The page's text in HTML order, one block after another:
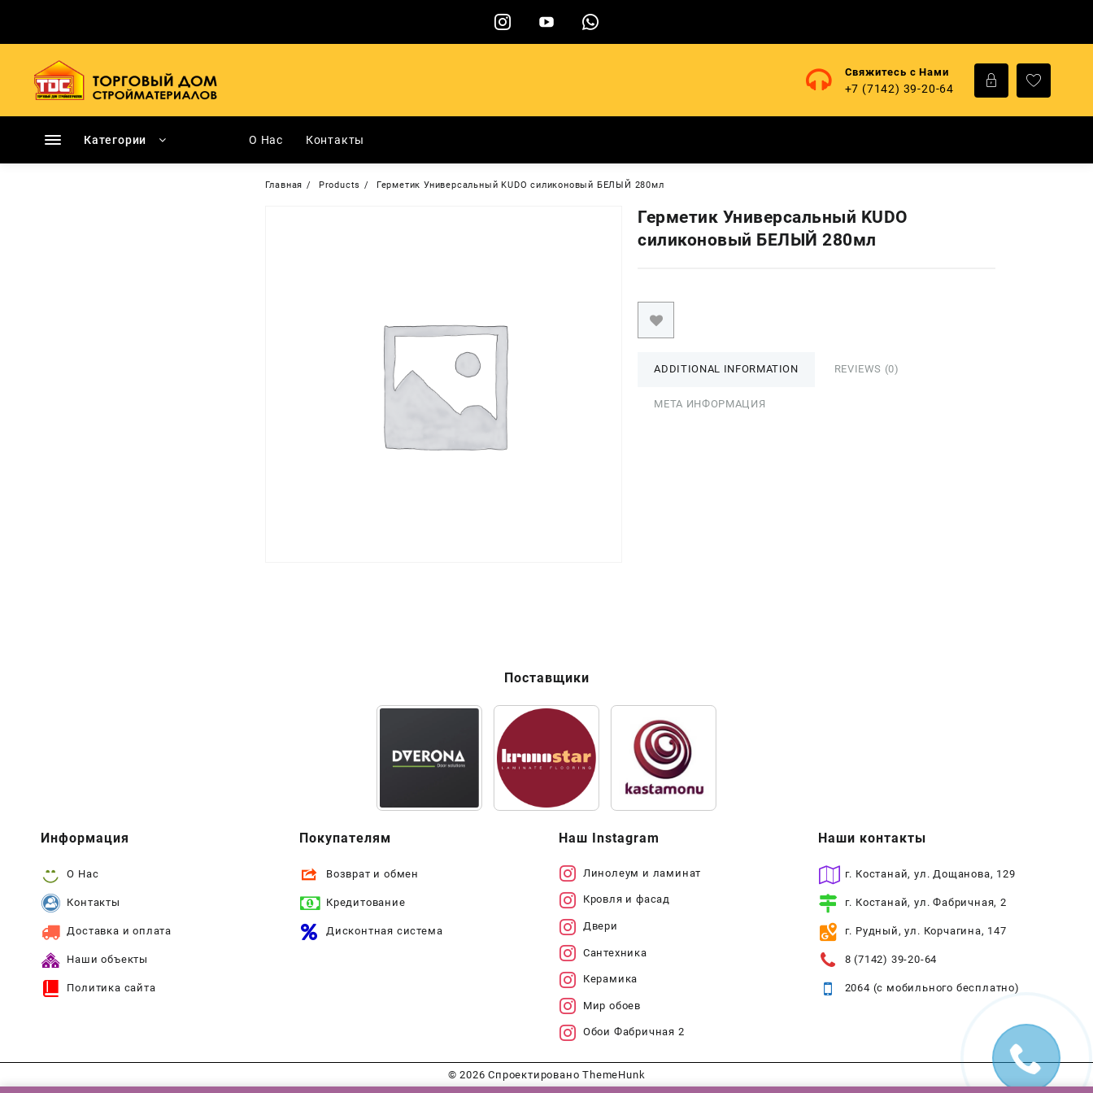
содержимому
Свяжитесь с Нами
+7 (7142) 39-20-64
Категории О Нас Контакты
Главная Products Герметик Универсальный KUDO силиконовый БЕЛЫЙ 280мл
Герметик Универсальный KUDO
силиконовый БЕЛЫЙ 280мл
ADDITIONAL INFORMATION REVIEWS (0)
МЕТА ИНФОРМАЦИЯ
Поставщики
Информация
О Нас
Контакты
Доставка и оплата
Наши объекты
Политика сайта
Покупателям
Возврат и обмен
Кредитование
Дисконтная система
Наш Instagram
Линолеум и ламинат
Кровля и фасад
Двери
Сантехника
Керамика
Мир обоев
Обои Фабричная 2
Наши контакты
г. Костанай, ул. Дощанова, 129
г. Костанай, ул. Фабричная, 2
г. Рудный, ул. Корчагина, 147
8 (7142) 39-20-64
2064 (с мобильного бесплатно)
© 2026Спроектировано ThemeHunk